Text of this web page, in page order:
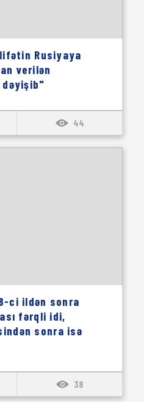
Rusiyaya
verilən
dəyişib"
44
ci ildən sonra
fərqli idi,
sonra isə
38